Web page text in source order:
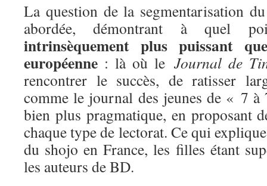
La question de la segmentarisation
abordée, démontrant à quel
intrinsèquement plus puissant
européenne : là où le Journal de
rencontrer le succès, de ratisser
comme le journal des jeunes de « 7 à
bien plus pragmatique, en proposant
chaque type de lectorat. Ce qui
du shojo en France, les filles étant
les auteurs de BD.